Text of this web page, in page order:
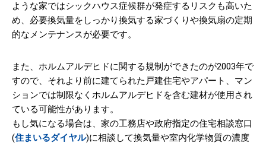
ような家ではシックハウス症候群が発症するリスクも高いた
め、必要換気量をしっかり換気する家づくりや換気扇の定期
的なメンテナンスが必要です。
また、ホルムアルデヒドに関する規制ができたのが2003年で
すので、それより前に建てられた戸建住宅やアパート、マン
ションでは制限なくホルムアルデヒドを含む建材が使用され
ている可能性があります。
もし気になる場合は、家の工務店や政府指定の住宅相談窓口
(住まいるダイヤル)に相談して換気量や室内化学物質の濃度